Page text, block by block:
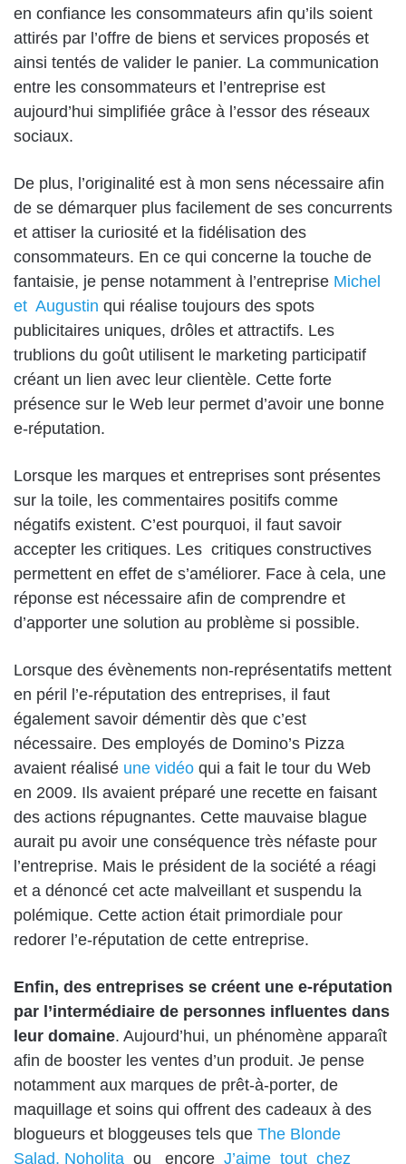
en confiance les consommateurs afin qu’ils soient
attirés par l’offre de biens et services proposés et
ainsi tentés de valider le panier. La communication
entre les consommateurs et l’entreprise est
aujourd’hui simplifiée grâce à l’essor des réseaux
sociaux.
De plus, l’originalité est à mon sens nécessaire afin
de se démarquer plus facilement de ses concurrents
et attiser la curiosité et la fidélisation des
consommateurs. En ce qui concerne la touche de
fantaisie, je pense notamment à l’entreprise Michel
et Augustin qui réalise toujours des spots
publicitaires uniques, drôles et attractifs. Les
trublions du goût utilisent le marketing participatif
créant un lien avec leur clientèle. Cette forte
présence sur le Web leur permet d’avoir une bonne
e-réputation.
Lorsque les marques et entreprises sont présentes
sur la toile, les commentaires positifs comme
négatifs existent. C’est pourquoi, il faut savoir
accepter les critiques. Les critiques constructives
permettent en effet de s’améliorer. Face à cela, une
réponse est nécessaire afin de comprendre et
d’apporter une solution au problème si possible.
Lorsque des évènements non-représentatifs mettent
en péril l’e-réputation des entreprises, il faut
également savoir démentir dès que c’est
nécessaire. Des employés de Domino’s Pizza
avaient réalisé une vidéo qui a fait le tour du Web
en 2009. Ils avaient préparé une recette en faisant
des actions répugnantes. Cette mauvaise blague
aurait pu avoir une conséquence très néfaste pour
l’entreprise. Mais le président de la société a réagi
et a dénoncé cet acte malveillant et suspendu la
polémique. Cette action était primordiale pour
redorer l’e-réputation de cette entreprise.
Enfin, des entreprises se créent une e-réputation
par l’intermédiaire de personnes influentes dans
leur domaine. Aujourd’hui, un phénomène apparaît
afin de booster les ventes d’un produit. Je pense
notamment aux marques de prêt-à-porter, de
maquillage et soins qui offrent des cadeaux à des
blogueurs et bloggeuses tels que The Blonde
Salad, Noholita ou encore J’aime tout chez